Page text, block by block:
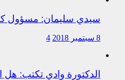
سيدي سليمان: مسؤول
8 سبتمبر 2018 4
الدكتورة وادي تكتب: